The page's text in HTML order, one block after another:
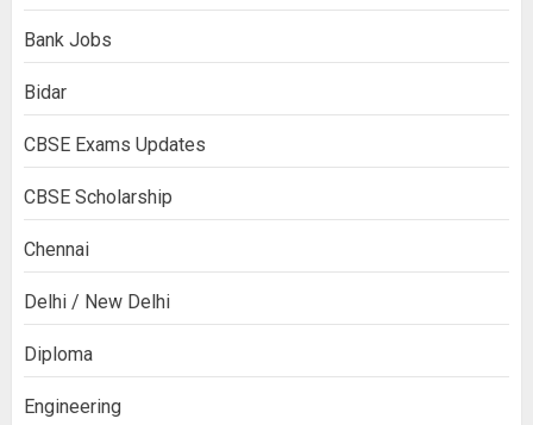
Bank Jobs
Bidar
CBSE Exams Updates
CBSE Scholarship
Chennai
Delhi / New Delhi
Diploma
Engineering